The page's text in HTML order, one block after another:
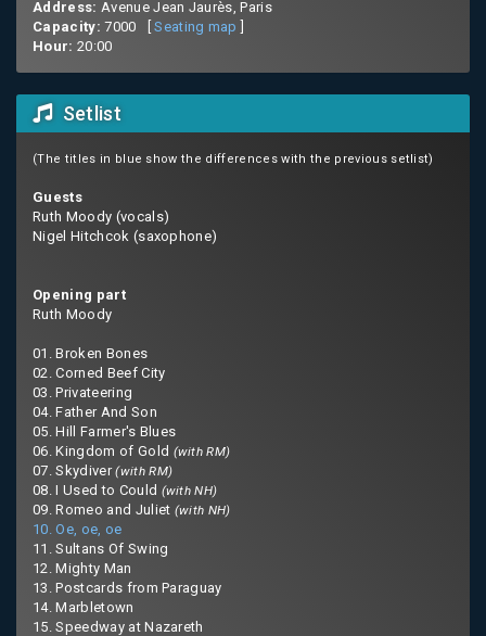
Address: Avenue Jean Jaurès, Paris
Capacity: 7000 [Seating map
Hour: 20:00
Setlist
(The titles in blue show the differences with the previous setlist)
Guests
Ruth Moody (vocals)
Nigel Hitchcok (saxophone)
Opening part
Ruth Moody
01. Broken Bones
02. Corned Beef City
03. Privateering
04. Father And Son
05. Hill Farmer's Blues
06. Kingdom of Gold (with RM)
07. Skydiver(with RM)
08. I Used to Could (with NH)
09. Romeo and Juliet (with NH)
10. Oe, oe, oe
11. Sultans Of Swing
12. Mighty Man
13. Postcards from Paraguay
14. Marbletown
15. Speedway at Nazareth